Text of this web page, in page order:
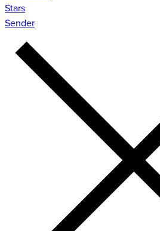
Stars
Sender